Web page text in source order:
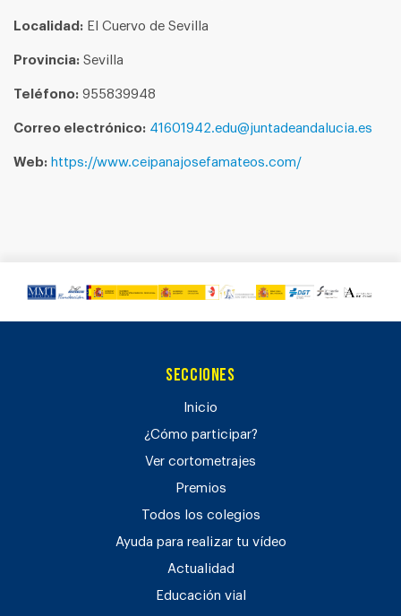
Localidad: El Cuervo de Sevilla
Provincia: Sevilla
Teléfono: 955839948
Correo electrónico: 41601942.edu@juntadeandalucia.es
Web: https://www.ceipanajosefamateos.com/
Secciones
Inicio
¿Cómo participar?
Ver cortometrajes
Premios
Todos los colegios
Ayuda para realizar tu vídeo
Actualidad
Educación vial